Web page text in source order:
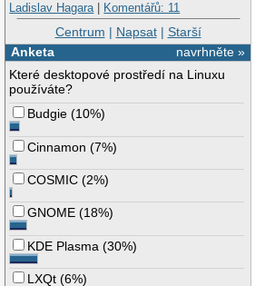
Ladislav Hagara| Komentářů: 11
Centrum | Napsat| Starší
navrhněte »
Anketa
Které desktopové prostředí na Linuxu
používáte?
Budgie (10%)
Cinnamon (7%)
COSMIC (2%)
GNOME (18%)
KDE Plasma (30%)
LXQt (6%)